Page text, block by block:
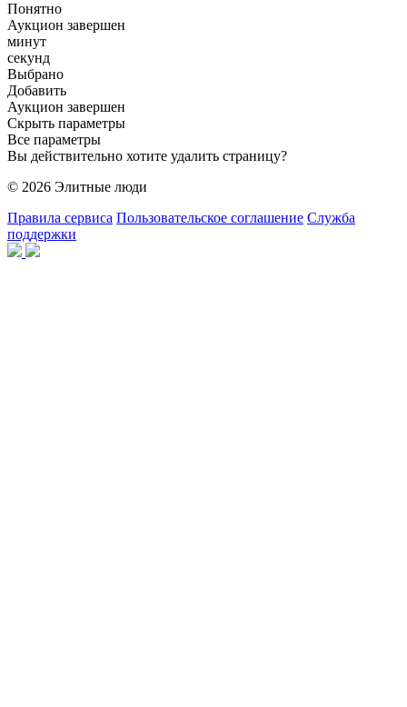
Понятно
Аукцион завершен
минут
секунд
Выбрано
Добавить
Аукцион завершен
Скрыть параметры
Все параметры
Вы действительно хотите удалить страницу?
© 2026 Элитные люди
Правила сервиса Пользовательское соглашение Служба
поддержки